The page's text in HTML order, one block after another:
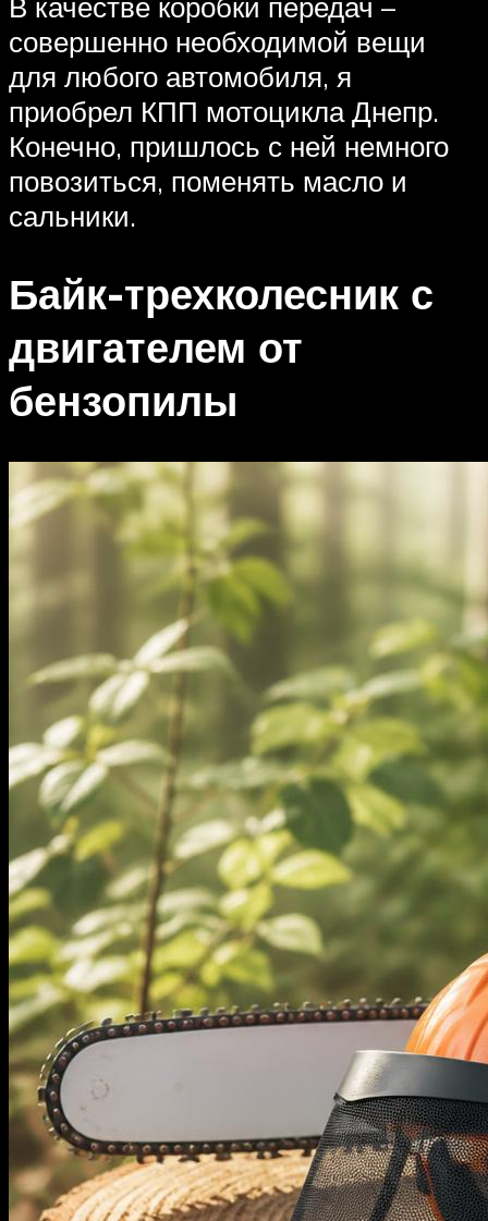
совершенно необходимой вещи
для любого автомобиля, я
приобрел КПП мотоцикла Днепр.
Конечно, пришлось с ней немного
повозиться, поменять масло и
сальники.
Байк-трехколесник с
двигателем от
бензопилы